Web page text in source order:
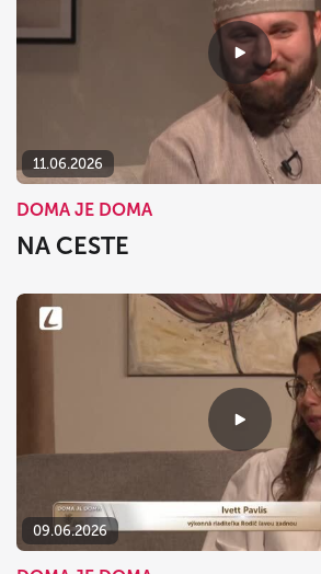
11.06.2026
DOMA JE DOMA
NA CESTE
09.06.2026